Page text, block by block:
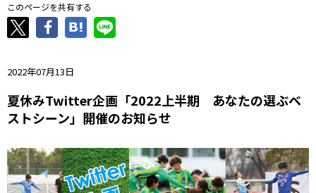
このページを共有する
2022年07月13日
夏休みTwitter企画「2022上半期 あなたの選ぶベ
ストシーン」開催のお知らせ